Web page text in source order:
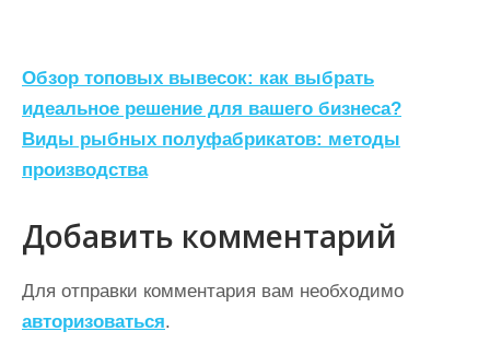
Н
а
в
и
г
а
ц
и
Обзор топовых вывесок: как выбрать
идеальное решение для вашего бизнеса?
Виды рыбных полуфабрикатов: методы
производства
Добавить комментарий
Для отправки комментария вам необходимо
авторизоваться.